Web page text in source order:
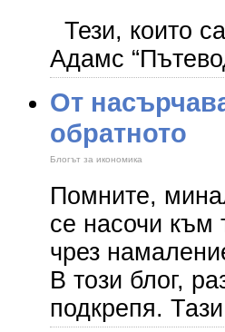
Тези, които
Адамс
От
обратното
Блогът за икономика
Помните,
се насочи към
чрез
В този блог,
подкрепя. Тази